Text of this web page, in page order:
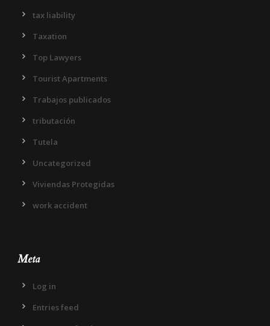
tax liability
Taxation
Top Lawyers
Tourist Apartments
Trabajos publicados
tributación
Tutela
Uncategorized
Viviendas Protegidas
work accident
Meta
Log in
Entries feed